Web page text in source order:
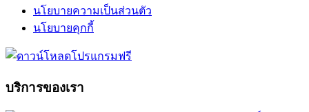
นโยบายความเป็นส่วนตัว
นโยบายคุกกี้
บริการของเรา